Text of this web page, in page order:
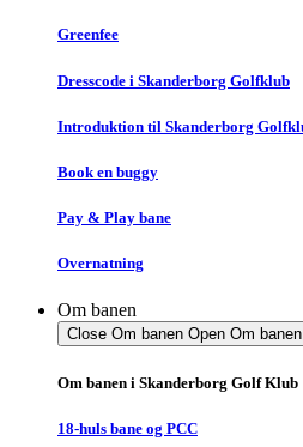
Greenfee
Dresscode i Skanderborg Golfklub
Introduktion til Skanderborg
Book en buggy
Pay & Play bane
Overnatning
Om banen
Close Om banen Open Om banen
Om banen i Skanderborg Golf Klub
18-huls bane og PCC